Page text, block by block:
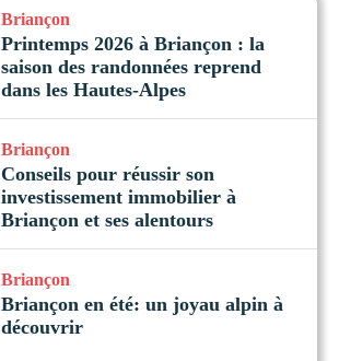
Briançon
Printemps 2026 à Briançon : la
saison des randonnées reprend
dans les Hautes-Alpes
Briançon
Conseils pour réussir son
investissement immobilier à
Briançon et ses alentours
Briançon
Briançon en été: un joyau alpin à
découvrir